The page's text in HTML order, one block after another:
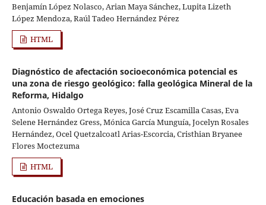
Benjamín López Nolasco, Arian Maya Sánchez, Lupita Lizeth
López Mendoza, Raúl Tadeo Hernández Pérez
HTML
Diagnóstico de afectación socioeconómica potencial es
una zona de riesgo geológico: falla geológica Mineral de la
Reforma, Hidalgo
Antonio Oswaldo Ortega Reyes, José Cruz Escamilla Casas, Eva
Selene Hernández Gress, Mónica García Munguía, Jocelyn Rosales
Hernández, Ocel Quetzalcoatl Arias-Escorcia, Cristhian Bryanee
Flores Moctezuma
HTML
Educación basada en emociones